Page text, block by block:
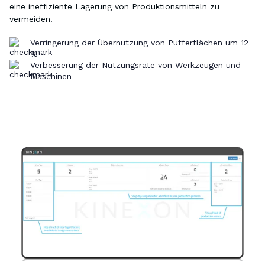
eine ineffiziente Lagerung von Produktionsmitteln zu
vermeiden.
Verringerung der Übernutzung von Pufferflächen um 12
%
Verbesserung der Nutzungsrate von Werkzeugen und
Maschinen